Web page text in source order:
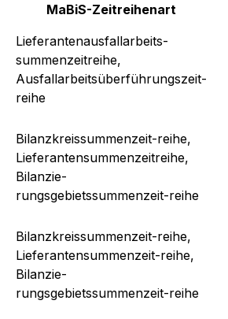
MaBiS-Zeitreihenart
Lieferantenausfallarbeits-
summenzeitreihe,
Ausfallarbeitsüberführungszeit-
reihe
Bilanzkreissummenzeit-reihe,
Lieferantensummenzeitreihe,
Bilanzie-
rungsgebietssummenzeit-reihe
Bilanzkreissummenzeit-reihe,
Lieferantensummenzeit-reihe,
Bilanzie-
rungsgebietssummenzeit-reihe